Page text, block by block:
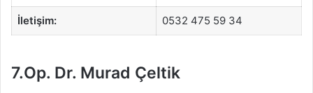
İletişim: 0532 475 59 34
7.Op. Dr. Murad Çeltik